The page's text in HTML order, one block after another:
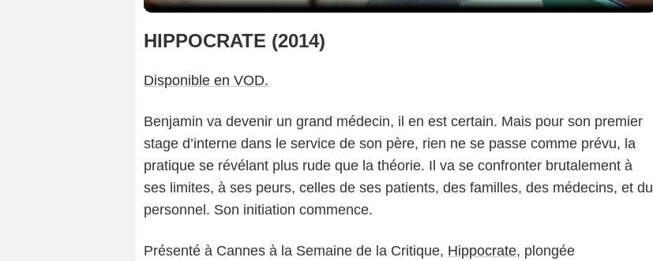
HIPPOCRATE (2014)
Disponible en VOD.
Benjamin va devenir un grand médecin, il en est certain. Mais pour son premier
stage d’interne dans le service de son père, rien ne se passe comme prévu, la
pratique se révélant plus rude que la théorie. Il va se confronter brutalement à
ses limites, à ses peurs, celles de ses patients, des familles, des médecins, et du
personnel. Son initiation commence.
Présenté à Cannes à la Semaine de la Critique, Hippocrate, plongée